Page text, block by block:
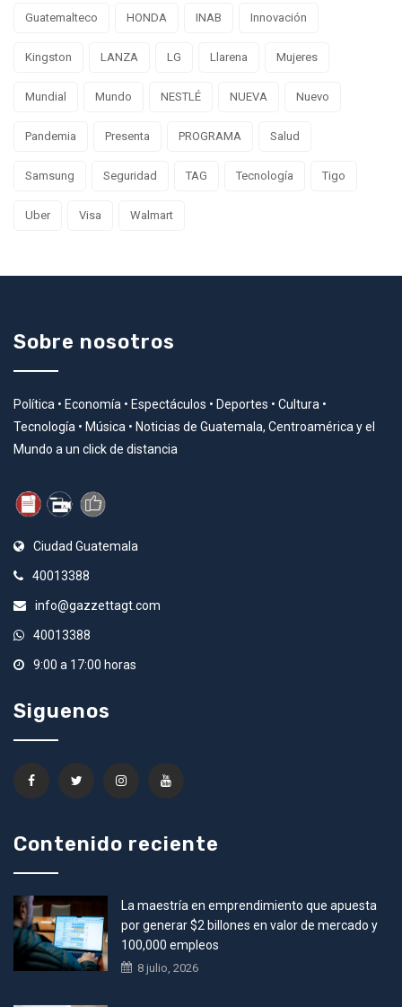
Guatemalteco HONDA INAB Innovación
Kingston LANZA LG Llarena Mujeres
Mundial Mundo NESTLÉ NUEVA Nuevo
Pandemia Presenta PROGRAMA Salud
Samsung Seguridad TAG Tecnología Tigo
Uber Visa Walmart
Sobre nosotros
Política • Economía • Espectáculos • Deportes • Cultura •
Tecnología • Música • Noticias de Guatemala, Centroamérica y el
Mundo a un click de distancia
Ciudad Guatemala
40013388
info@gazzettagt.com
40013388
9:00 a 17:00 horas
Siguenos
Contenido reciente
La maestría en emprendimiento que apuesta
por generar $2 billones en valor de mercado y
100,000 empleos
8 julio, 2026